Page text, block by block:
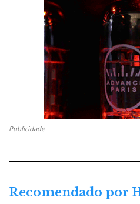
Publicidade
Recomendado por